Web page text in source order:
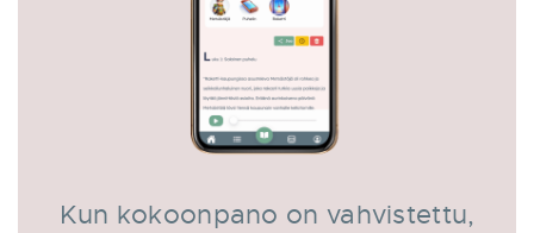
Kun kokoonpano on vahvistettu,